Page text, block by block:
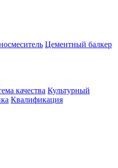
Цементный балкер
качества Культурный
Квалификация